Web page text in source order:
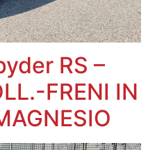
RS –
FRENI IN